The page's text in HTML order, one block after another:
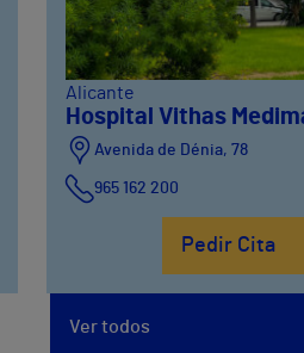
Alicante
Hospital Vithas
Avenida de Dénia, 78
965 162 200
Pedir Cita
Ver todos